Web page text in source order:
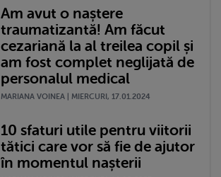
Am avut o naștere
traumatizantă! Am făcut
cezariană la al treilea copil și
am fost complet neglijată de
personalul medical
MARIANA VOINEA | MIERCURI, 17.01.2024
10 sfaturi utile pentru viitorii
tătici care vor să fie de ajutor
în momentul nașterii